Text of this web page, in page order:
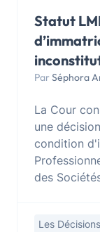
Statut
Par Séphora
La Cour
une
condition
des
Les